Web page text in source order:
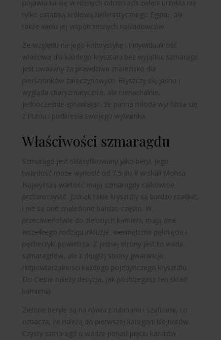
pojawiania się w różnych odcieniach zieleni urzekła nie
tylko ostatnią królową hellenistycznego Egiptu, ale
także wielu jej współczesnych naśladowców.
Ze względu na jego kolorystykę i indywidualność
właściwą dla każdego kryształu bez wyjątku, szmaragd
jest uważany za prawdziwe znalezisko dla
pierścionków zaręczynowych. Błyszczy się jasno i
wygląda charyzmatycznie, ale nienachalnie,
jednocześnie sprawiając, że panna młoda wyróżnia się
z tłumu i podkreśla swojego wybranka.
Właściwości szmaragdu
Szmaragd jest sklasyfikowany jako beryl. Jego
twardość może wynosić od 7,5 do 8 w skali Mohsa.
Najwyższą wartość mają szmaragdy całkowicie
przezroczyste. Jednak takie kryształy są bardzo rzadkie,
i nie są one znalezione bardzo często. W
przeciwieństwie do zielonych kamieni, mają one
wszelkiego rodzaju inkluzje, wewnętrzne pęknięcia i
pęcherzyki powietrza. Z jednej strony jest to wada
szmaragdów, ale z drugiej strony gwarancja
niepowtarzalności każdego pojedynczego kryształu.
Do Ciebie należy decyzja, jak postrzegasz ten skład
kamienia.
Zielone beryle są na równi z rubinami i szafirami, co
oznacza, że należą do pierwszej kategorii klejnotów.
Czysty szmaragd o wadze ponad pięciu karatów